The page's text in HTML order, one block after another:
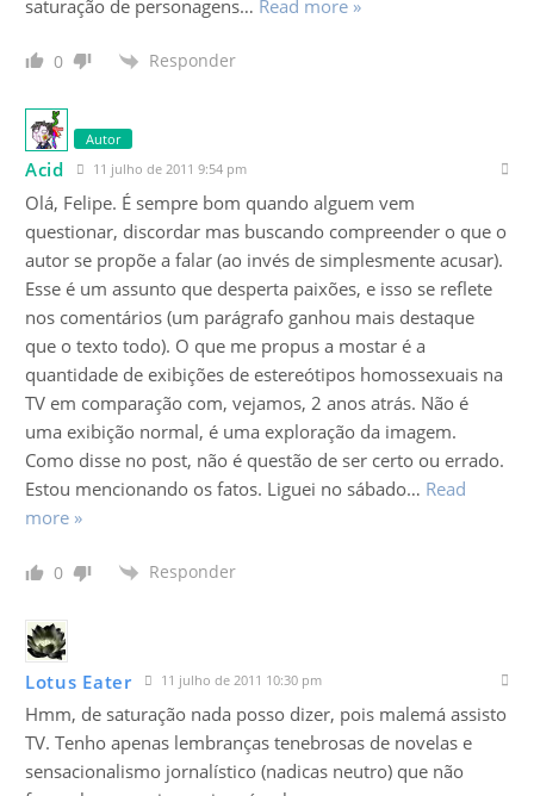
saturação de personagens… Read more »
0 Responder
Autor
Acid 11 julho de 2011 9:54 pm
Olá, Felipe. É sempre bom quando alguem vem
questionar, discordar mas buscando compreender o que o
autor se propõe a falar (ao invés de simplesmente acusar).
Esse é um assunto que desperta paixões, e isso se reflete
nos comentários (um parágrafo ganhou mais destaque
que o texto todo). O que me propus a mostar é a
quantidade de exibições de estereótipos homossexuais na
TV em comparação com, vejamos, 2 anos atrás. Não é
uma exibição normal, é uma exploração da imagem.
Como disse no post, não é questão de ser certo ou errado.
Estou mencionando os fatos. Liguei no sábado… Read
more »
0 Responder
Lotus Eater 11 julho de 2011 10:30 pm
Hmm, de saturação nada posso dizer, pois malemá assisto
TV. Tenho apenas lembranças tenebrosas de novelas e
sensacionalismo jornalístico (nadicas neutro) que não